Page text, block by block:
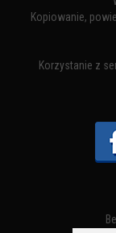
Kopiowanie,
Korzystanie z